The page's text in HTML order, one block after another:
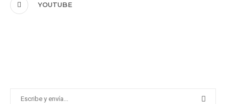
YOUTUBE